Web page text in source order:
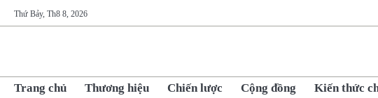
to
Thứ Bảy, Th8 8, 2026
Trang chủ Thương hiệu Chiến lược Cộng đồng Kiến thức